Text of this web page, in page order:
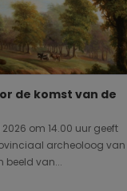
de komst van de
om 14.00 uur geeft
archeoloog van
beeld van...